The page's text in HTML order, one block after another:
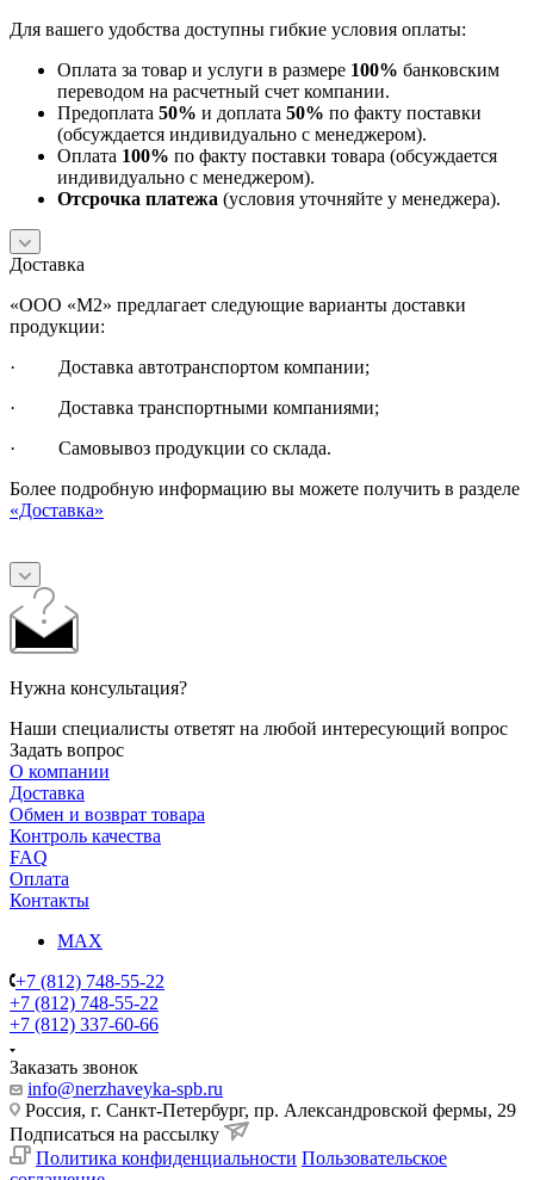
Для вашего удобства доступны гибкие условия оплаты:
Оплата за товар и услуги в размере 100% банковским
переводом на расчетный счет компании.
Предоплата 50% и доплата 50% по факту поставки
(обсуждается индивидуально с менеджером).
Оплата 100% по факту поставки товара (обсуждается
индивидуально с менеджером).
Отсрочка платежа (условия уточняйте у менеджера).
Доставка
«ООО «М2» предлагает следующие варианты доставки
продукции:
· Доставка автотранспортом компании;
· Доставка транспортными компаниями;
· Самовывоз продукции со склада.
Более подробную информацию вы можете получить в разделе
«Доставка»
Нужна консультация?
Наши специалисты ответят на любой интересующий вопрос
Задать вопрос
О компании
Доставка
Обмен и возврат товара
Контроль качества
FAQ
Оплата
Контакты
MAX
+7 (812) 748-55-22
+7 (812) 748-55-22
+7 (812) 337-60-66
Заказать звонок
info@nerzhaveyka-spb.ru
Россия, г. Санкт-Петербург, пр. Александровской фермы, 29
Подписаться на рассылку
Политика конфиденциальности Пользовательское